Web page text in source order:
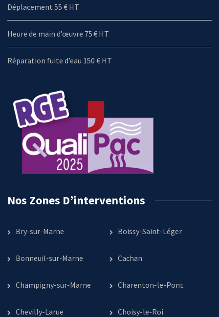
Déplacement 55 € HT
Heure de main d’œuvre 75 € HT
Réparation fuite d’eau 150 € HT
Nos Zones D’interventions
Bry-sur-Marne Boissy-Saint-Léger
Bonneuil-sur-Marne Cachan
Champigny-sur-Marne Charenton-le-Pont
Chevilly-Larue Choisy-le-Roi